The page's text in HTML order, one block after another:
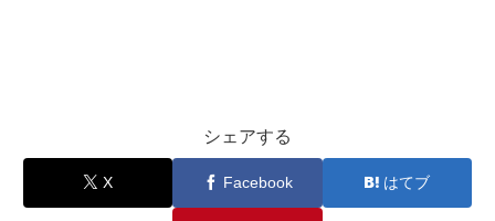
シェアする
X Facebook はてブ